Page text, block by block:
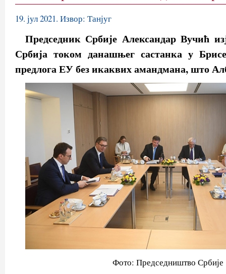
19. јул 2021. Извор: Танјуг
Председник Србије Александар Вучић
Србија током данашњег састанка у
предлога ЕУ без икаквих амандмана, што
Фото: Председништво Србије